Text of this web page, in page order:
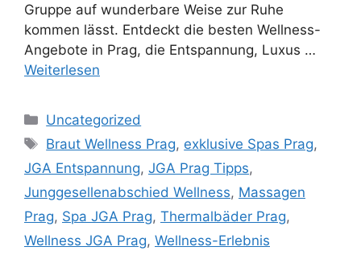
Gruppe auf wunderbare Weise zur Ruhe
kommen lässt. Entdeckt die besten Wellness-
Angebote in Prag, die Entspannung, Luxus …
Weiterlesen
Kategorien
Uncategorized
Schlagwörter
Braut Wellness Prag, exklusive Spas Prag,
JGA Entspannung, JGA Prag Tipps,
Junggesellenabschied Wellness, Massagen
Prag, Spa JGA Prag, Thermalbäder Prag,
Wellness JGA Prag, Wellness-Erlebnis